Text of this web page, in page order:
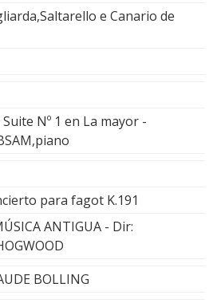
e Canario de
Nº 1 en La mayor -
para fagot K.191
ANTIGUA - Dir:
BOLLING